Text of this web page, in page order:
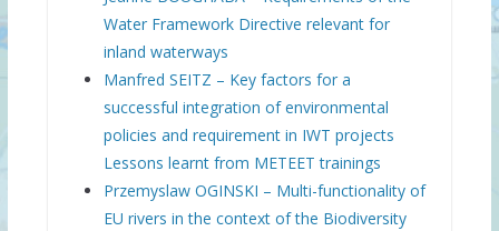
Water Framework Directive relevant for
inland waterways
Manfred SEITZ – Key factors for a
successful integration of environmental
policies and requirement in IWT projects
Lessons learnt from METEET trainings
Przemyslaw OGINSKI – Multi-functionality of
EU rivers in the context of the Biodiversity